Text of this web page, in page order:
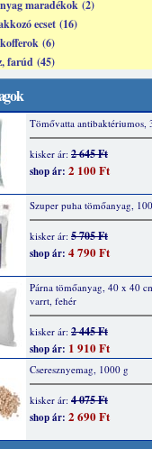
maradékok (2)
ecset (16)
(6)
farúd (45)
Tömővatta antibaktériumos,
kisker ár: 2 645 Ft
shop ár: 2 100 Ft
Szuper puha tömőanyag,
kisker ár: 5 705 Ft
shop ár: 4 790 Ft
Párna tömőanyag, 40 x 40
varrt, fehér
kisker ár: 2 445 Ft
shop ár: 1 910 Ft
Cseresznyemag, 1000 g
kisker ár: 4 075 Ft
shop ár: 2 690 Ft